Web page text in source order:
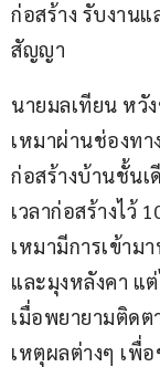
ก่อสร้าง รับงาน
สัญญา
นายมลเทียน หวั
เหมาผ่านช่องท
ก่อสร้างบ้านชั้น
เวลาก่อสร้างไว้
เหมามีการเข้าม
และมุงหลังคา แ
เมื่อพยายามติดต
เหตุผลต่างๆ เพื่